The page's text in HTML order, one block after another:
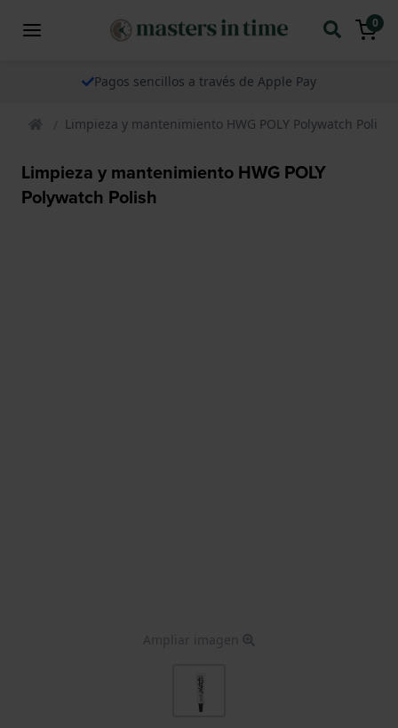
0
Pagos sencillos a través de Apple Pay
Limpieza y mantenimiento HWG POLY Polywatch Polish
Limpieza y mantenimiento HWG POLY
Polywatch Polish
Ampliar imagen